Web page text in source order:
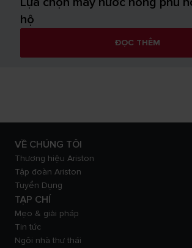
hộ
ĐỌC THÊM
VỀ CHÚNG TÔI
Thương hiệu Ariston
Tập đoàn Ariston
Tuyển Dụng
TẠP CHÍ
Mẹo & giải pháp
Tin tức
Ngôi nhà thư thái